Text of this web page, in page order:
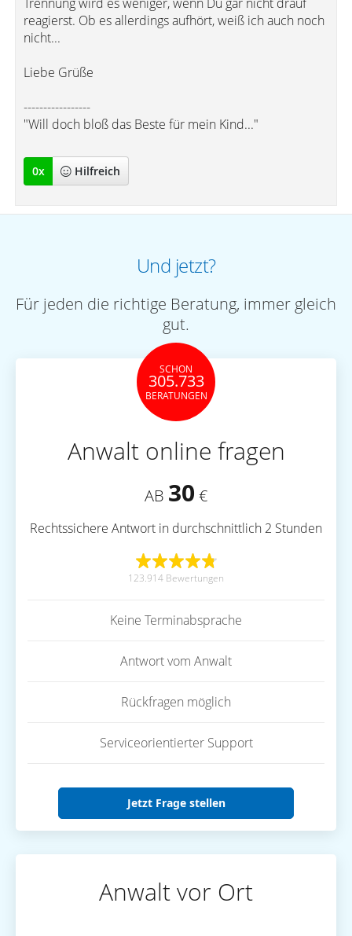
reagierst. Ob es allerdings aufhört, weiß ich auch noch
nicht...
Liebe Grüße
-----------------
"Will doch bloß das Beste für mein Kind..."
0x Hilfreich
Und jetzt?
Für jeden die richtige Beratung, immer gleich
gut.
SCHON
305.733
BERATUNGEN
Anwalt online fragen
AB 30 €
Rechtssichere Antwort in durchschnittlich 2 Stunden
123.914 Bewertungen
Keine Terminabsprache
Antwort vom Anwalt
Rückfragen möglich
Serviceorientierter Support
Jetzt Frage stellen
Anwalt vor Ort